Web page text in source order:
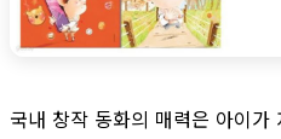
국내 창작 동화의 매력은 아이가